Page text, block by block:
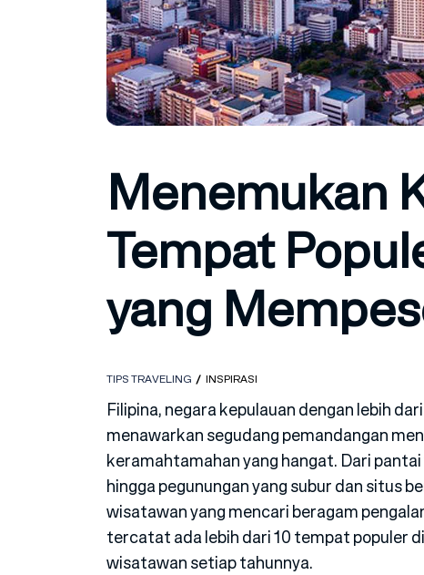
Menemukan
Tempat
yang
TIPS TRAVELING INSPIRASI
Filipina, negara kepulauan dengan lebih
menawarkan segudang pemandangan
keramahtamahan yang hangat. Dari
hingga pegunungan yang subur dan situs
wisatawan yang mencari beragam
tercatat ada lebih dari 10 tempat populer
wisatawan setiap tahunnya.